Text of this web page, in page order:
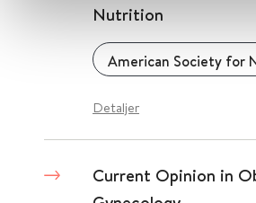
Nutrition
American Society for
Detaljer
Current Opinion in